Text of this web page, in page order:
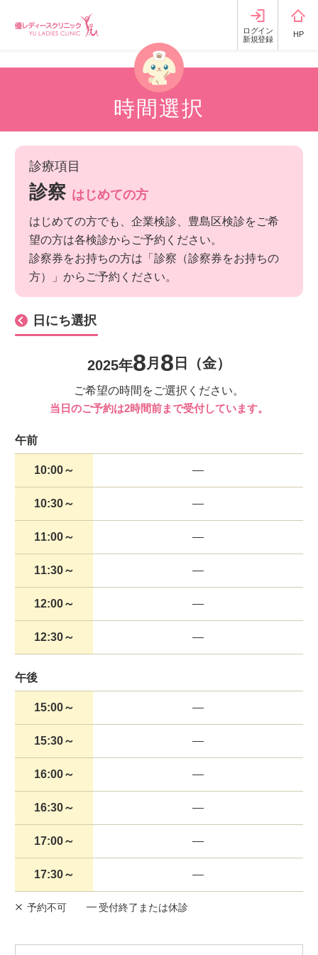
ログイン
新規登録
HP
時間選択
診療項目
診察 はじめての方
はじめての方でも、企業検診、豊島区検診をご希
望の方は各検診からご予約ください。
診察券をお持ちの方は「診察（診察券をお持ちの
方）」からご予約ください。
日にち選択
2025年8 月 8 日 （金）
ご希望の時間をご選択ください。
当日のご予約は2時間前まで受付しています。
午前
10:00～
10:30～
11:00～
11:30～
12:00～
12:30～
午後
15:00～
15:30～
16:00～
16:30～
17:00～
17:30～
予約不可 受付終了または休診